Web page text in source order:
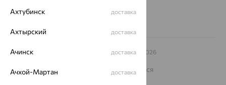
© ООО «Ювелирный дом «Кристалл»,2009 – 2026
На информационном ресурсе применяются
рекомендательные технологии
Ахтубинск доставка
Ахтырский доставка
Ачинск доставка
Ачхой-Мартан доставка